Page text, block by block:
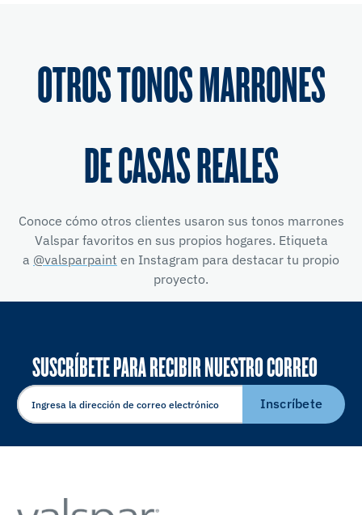
OTROS TONOS MARRONES
DE CASAS REALES
Conoce cómo otros clientes usaron sus tonos marrones
Valspar favoritos en sus propios hogares. Etiqueta
a @valsparpaint en Instagram para destacar tu propio
proyecto.
SUSCRÍBETE PARA RECIBIR NUESTRO CORREO
ELECTRÓNICO
Inscríbete